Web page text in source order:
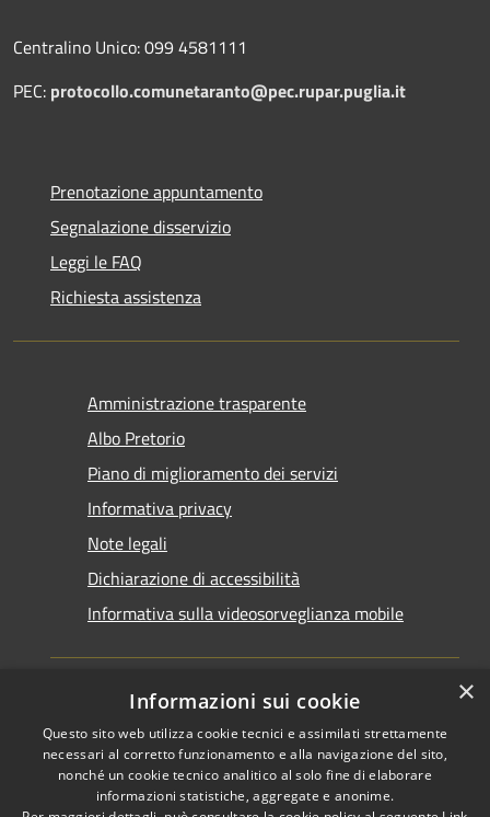
Centralino Unico: 099 4581111
PEC: protocollo.comunetaranto@pec.rupar.puglia.it
Prenotazione appuntamento
Segnalazione disservizio
Leggi le FAQ
Richiesta assistenza
Amministrazione trasparente
Albo Pretorio
Piano di miglioramento dei servizi
Informativa privacy
Note legali
Dichiarazione di accessibilità
Informativa sulla videosorveglianza mobile
RSS
Accessibilità
Copyright © 2026 • Comune di
Taranto • Powered by
Municipium•Accesso
×
Informazioni sui cookie
Questo sito web utilizza cookie tecnici e assimilati strettamente
necessari al corretto funzionamento e alla navigazione del sito,
nonché un cookie tecnico analitico al solo fine di elaborare
informazioni statistiche, aggregate e anonime.